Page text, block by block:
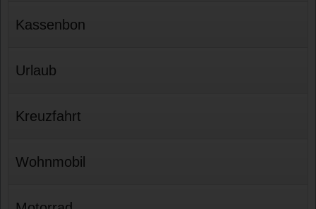
Kassenbon
Urlaub
Kreuzfahrt
Wohnmobil